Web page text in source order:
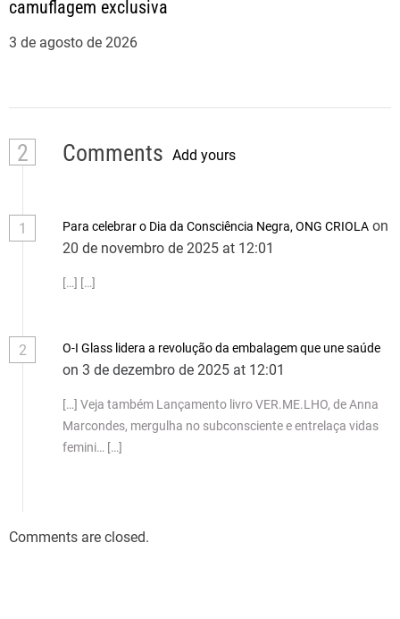
camuflagem exclusiva
3 de agosto de 2026
2 Comments Add yours
1 Para celebrar o Dia da Consciência Negra, ONG CRIOLA on
20 de novembro de 2025 at 12:01
[…] […]
2 O-I Glass lidera a revolução da embalagem que une saúde
on 3 de dezembro de 2025 at 12:01
[…] Veja também Lançamento livro VER.ME.LHO, de Anna
Marcondes, mergulha no subconsciente e entrelaça vidas
femini… […]
Comments are closed.